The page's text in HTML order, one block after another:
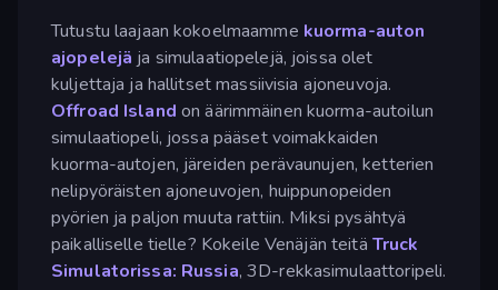
Tutustu laajaan kokoelmaamme kuorma-auton
ajopelejä ja simulaatiopelejä, joissa olet
kuljettaja ja hallitset massiivisia ajoneuvoja.
Offroad Island on äärimmäinen kuorma-autoilun
simulaatiopeli, jossa pääset voimakkaiden
kuorma-autojen, järeiden perävaunujen, ketterien
nelipyöräisten ajoneuvojen, huippunopeiden
pyörien ja paljon muuta rattiin. Miksi pysähtyä
paikalliselle tielle? Kokeile Venäjän teitä Truck
Simulatorissa: Russia, 3D-rekkasimulaattoripeli.